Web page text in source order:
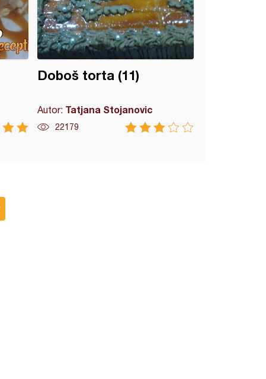
Doboš torta (11)
Autor: Tatjana Stojanovic
22179